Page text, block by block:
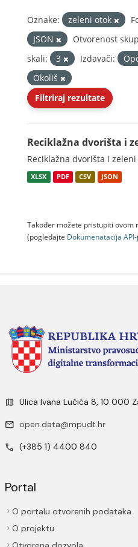
Oznake: zeleni otok
JSON
Otvorenost
skali:
3 Izdavači:
Okoliš
Filtriraj rezultate
Reciklažna dvorišta i
Reciklažna dvorišta i
XLSX PDF CSV JSON
Također možete pristupiti ovom
(pogledajte Dokumenаtаcijа API-